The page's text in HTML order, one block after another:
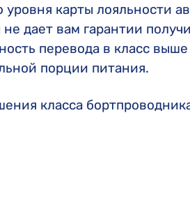
карты лояльности
дает вам гарантии
перевода в класс
порции питания.
класса